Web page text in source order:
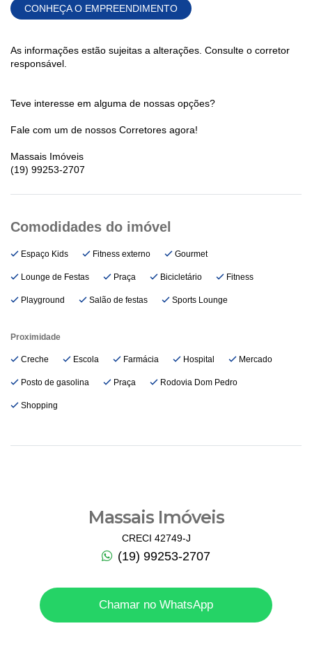
CONHEÇA O EMPREENDIMENTO
As informações estão sujeitas a alterações. Consulte o corretor
responsável.
Teve interesse em alguma de nossas opções?
Fale com um de nossos Corretores agora!
Massais Imóveis
(19) 99253-2707
Espaço Kids Fitness externo Gourmet
Lounge de Festas Praça Bicicletário Fitness
Playground Salão de festas Sports Lounge
Proximidade
Creche Escola Farmácia Hospital Mercado
Posto de gasolina Praça Rodovia Dom Pedro
Shopping
Massais Imóveis
CRECI 42749-J
(19) 99253-2707
Chamar no WhatsApp